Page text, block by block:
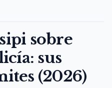
sobre
sus
(2026)